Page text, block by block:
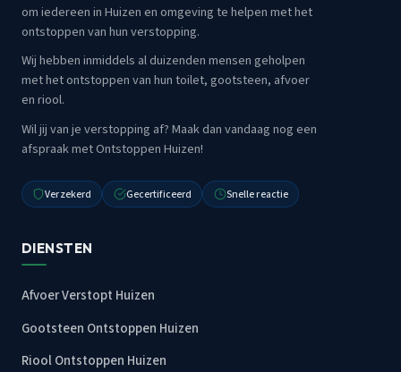
om iedereen in Huizen en omgeving te helpen met het
ontstoppen van hun verstopping.
Wij hebben inmiddels al duizenden mensen geholpen
met het ontstoppen van hun toilet, gootsteen, afvoer
en riool.
Wil jij van je verstopping af? Maak dan vandaag nog een
afspraak met Ontstoppen Huizen!
Verzekerd Gecertificeerd Snelle reactie
DIENSTEN
Afvoer Verstopt Huizen
Gootsteen Ontstoppen Huizen
Riool Ontstoppen Huizen